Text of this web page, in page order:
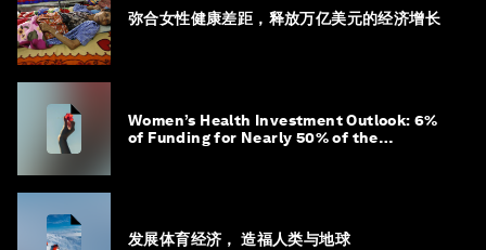
弥合女性健康差距，释放万亿美元的经济增长
Women’s Health Investment Outlook: 6%
of Funding for Nearly 50% of the
发展体育经济， 造福人类与地球